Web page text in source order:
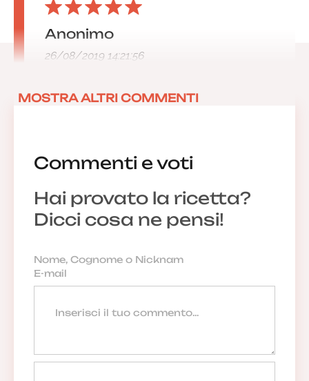
Commenti e voti
Hai provato la ricetta?
Dicci cosa ne pensi!
Anonimo
26/08/2019 14:21:56
MOSTRA ALTRI COMMENTI